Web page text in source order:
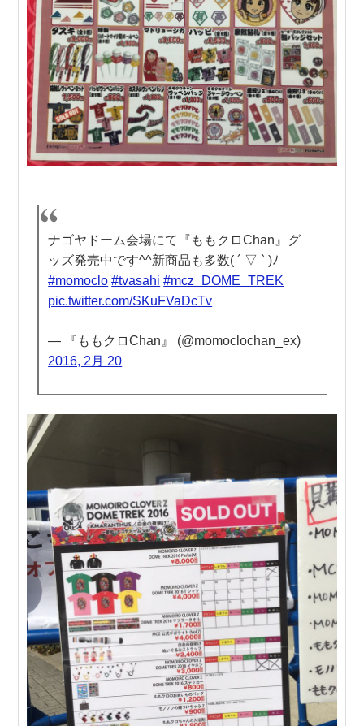
ナゴヤドーム会場にて『ももクロChan』グ
ッズ発売中です^^新商品も多数( ´ ▽ ` )ﾉ
#momoclo #tvasahi #mcz_DOME_TREK
pic.twitter.com/SKuFVaDcTv
— 『ももクロChan』 (@momoclochan_ex)
2016, 2月 20